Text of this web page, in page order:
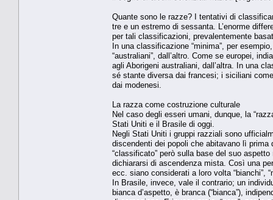
Quante sono le razze? I tentativi di
tre e un estremo di sessanta. L’enorme
per tali classificazioni, prevalentemente
In una classificazione “minima”, per
“australiani”, dall’altro. Come se europei,
agli Aborigeni australiani, dall’altra. In una
sé stante diversa dai francesi; i siciliani
dai modenesi.
La razza come costruzione culturale
Nel caso degli esseri umani, dunque, la
Stati Uniti e il Brasile di oggi.
Negli Stati Uniti i gruppi razziali sono
discendenti dei popoli che abitavano lì
“classificato” però sulla base del suo
dichiararsi di ascendenza mista. Così una
ecc. siano considerati a loro volta “bianchi”,
In Brasile, invece, vale il contrario; un
bianca d’aspetto, è branca (“bianca”),